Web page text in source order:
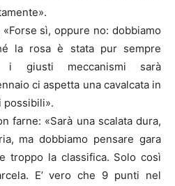
sì, oppure no: dobbiamo
la rosa è stata pur sempre
i giusti meccanismi sarà
ci aspetta una cavalcata in
possibili».
farne: «Sarà una scalata dura,
ma dobbiamo pensare gara
troppo la classifica. Solo così
E’ vero che 9 punti nel